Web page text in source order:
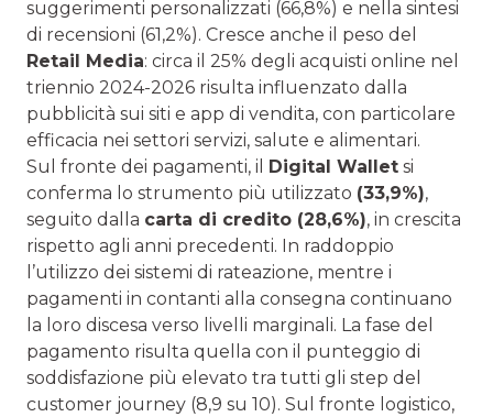
suggerimenti personalizzati (66,8%) e nella sintesi
di recensioni (61,2%). Cresce anche il peso del
Retail Media: circa il 25% degli acquisti online nel
triennio 2024-2026 risulta influenzato dalla
pubblicità sui siti e app di vendita, con particolare
efficacia nei settori servizi, salute e alimentari.
Sul fronte dei pagamenti, il
Digital Wallet si
conferma lo strumento più utilizzato (33,9%),
seguito dalla carta di credito (28,6%), in crescita
rispetto agli anni precedenti. In raddoppio
l’utilizzo dei sistemi di rateazione, mentre i
pagamenti in contanti alla consegna continuano
la loro discesa verso livelli marginali. La fase del
pagamento risulta quella con il punteggio di
soddisfazione più elevato tra tutti gli step del
customer journey (8,9 su 10). Sul fronte logistico,